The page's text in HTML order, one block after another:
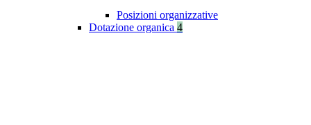
Posizioni organizzative
Dotazione organica 4